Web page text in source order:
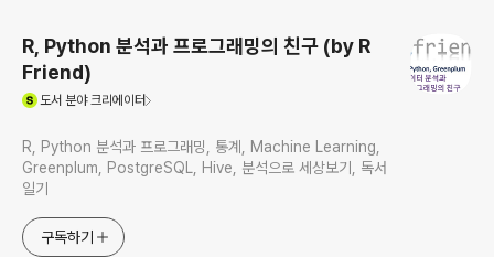
R, Python 분석과 프로그래밍의 친구 (by R
Friend)
도서 분야 크리에이터
R, Python 분석과 프로그래밍, 통계, Machine Learning,
Greenplum, PostgreSQL, Hive, 분석으로 세상보기, 독서
일기
구독하기